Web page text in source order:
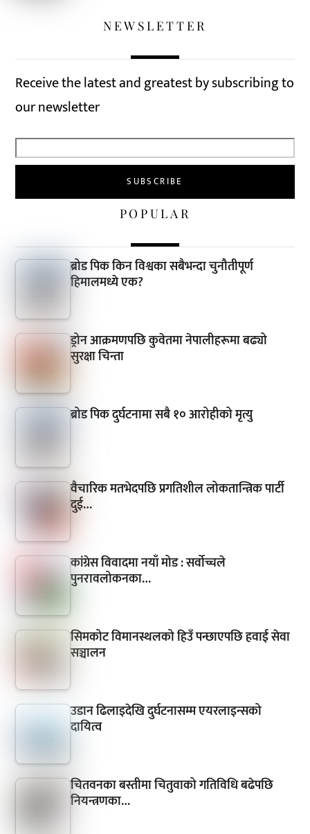
NEWSLETTER
Receive the latest and greatest by subscribing to
our newsletter
POPULAR
ब्रोड पिक किन विश्वका सबैभन्दा चुनौतीपूर्ण
हिमालमध्ये एक?
ड्रोन आक्रमणपछि कुवेतमा नेपालीहरूमा बढ्यो
सुरक्षा चिन्ता
ब्रोड पिक दुर्घटनामा सबै १० आरोहीको मृत्यु
वैचारिक मतभेदपछि प्रगतिशील लोकतान्त्रिक पार्टी
दुई…
कांग्रेस विवादमा नयाँ मोड : सर्वोच्चले
पुनरावलोकनका…
सिमकोट विमानस्थलको हिउँ पन्छाएपछि हवाई सेवा
सञ्चालन
उडान ढिलाइदेखि दुर्घटनासम्म एयरलाइन्सको
दायित्व
चितवनका बस्तीमा चितुवाको गतिविधि बढेपछि
नियन्त्रणका…